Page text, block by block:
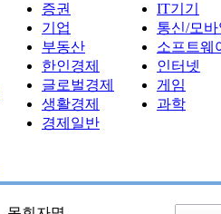
증권
기업
부동산
한인경제
글로벌경제
생활경제
경제일반
IT기기
통신/모
소프트웨
인터넷
게임
과학